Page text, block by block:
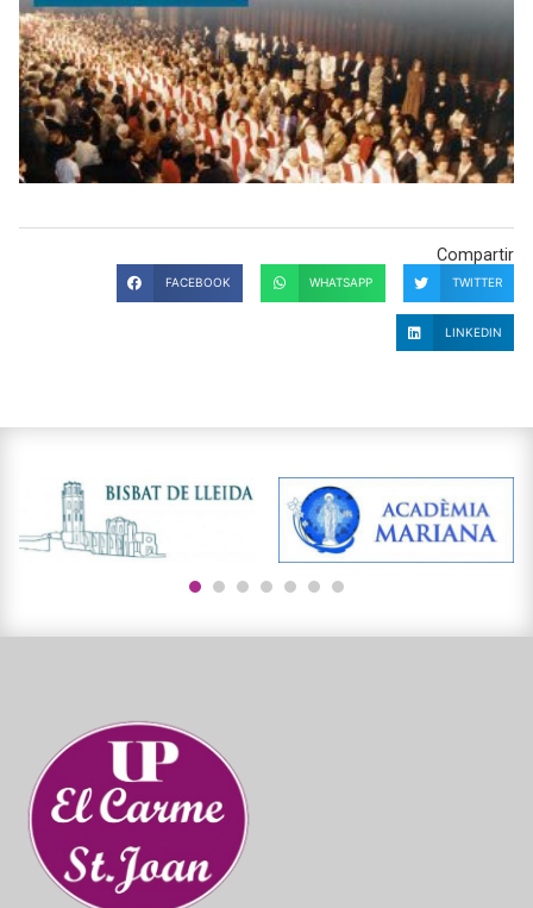
Compartir
FACEBOOK WHATSAPP TWITTER
LINKEDIN